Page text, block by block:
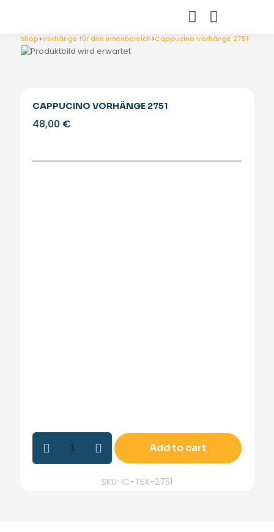
Shop>Vorhänge für den Innenbereich>Cappucino Vorhänge 2751
CAPPUCINO VORHÄNGE 2751
48,00 €
Cappucino
Vorhänge
2751
Add to cart
SKU: IC-TEX-2751